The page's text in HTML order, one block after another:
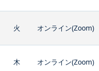
火 オンライン(Zoom)
木 オンライン(Zoom)